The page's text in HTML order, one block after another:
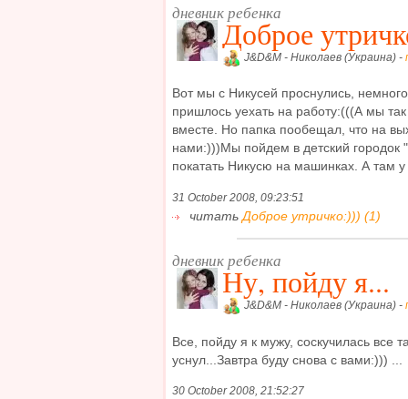
дневник ребенка
Доброе
J&D&M - Николаев (Украина) -
Вот мы с Никусей проснулись,
пришлось уехать на работу:(((А мы так
вместе. Но папка пообещал, что на
нами:)))Мы пойдем в детский городок
покатать Никусю на машинках. А там у
31 October 2008, 09:23:51
читать Доброе утричко:))) (1)
дневник ребенка
Ну, пойду я...
J&D&M - Николаев (Украина) -
Все, пойду я к мужу, соскучилась все
уснул...Завтра буду снова с вами:))) ...
30 October 2008, 21:52:27